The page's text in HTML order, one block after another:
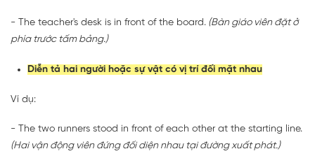
- The teacher's desk is in front of the board. (Bàn giáo viên đặt ở
phía trước tấm bảng.)
Diễn tả hai người hoặc sự vật có vị trí đối mặt nhau
Ví dụ:
- The two runners stood in front of each other at the starting line.
(Hai vận động viên đứng đối diện nhau tại đường xuất phát.)